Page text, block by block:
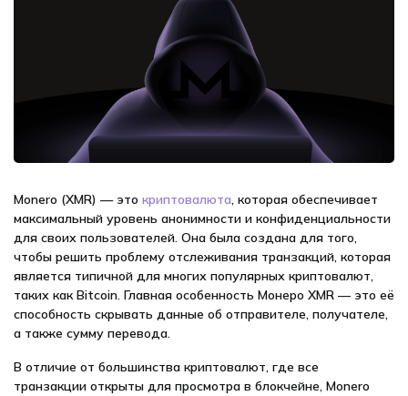
Monero (XMR) — это криптовалюта, которая обеспечивает
максимальный уровень анонимности и конфиденциальности
для своих пользователей. Она была создана для того,
чтобы решить проблему отслеживания транзакций, которая
является типичной для многих популярных криптовалют,
таких как Bitcoin. Главная особенность Монеро XMR — это её
способность скрывать данные об отправителе, получателе,
а также сумму перевода.
В отличие от большинства криптовалют, где все
транзакции открыты для просмотра в блокчейне, Monero